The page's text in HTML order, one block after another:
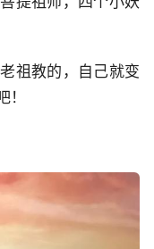
祖教的，自己就变